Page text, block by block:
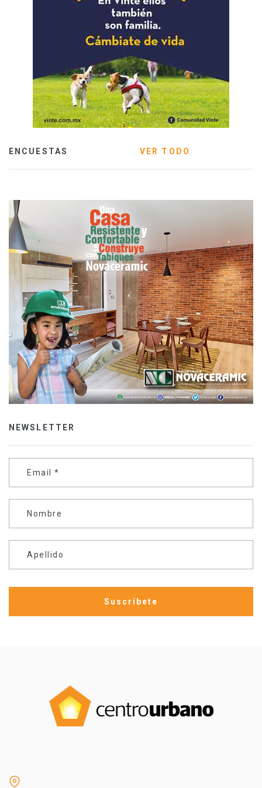
ENCUESTAS VER TODO
NEWSLETTER
Email *
Nombre
Apellido